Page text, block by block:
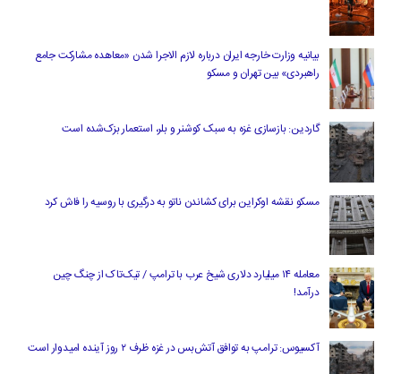
بیانیه وزارت خارجه ایران درباره لازم‌ الاجرا شدن «معاهده مشارکت جامع
راهبردی» بین تهران و مسکو
گاردین: بازسازی غزه به سبک کوشنر و بلر، استعمار بزک‌شده است
مسکو نقشه اوکراین برای کشاندن ناتو به درگیری با روسیه را فاش کرد
معامله ۱۴ میلیارد دلاری شیخ عرب با ترامپ / تیک‌تاک از چنگ چین
درآمد!
آکسیوس: ترامپ به توافق آتش‌بس در غزه ظرف ۲ روز آینده امیدوار است